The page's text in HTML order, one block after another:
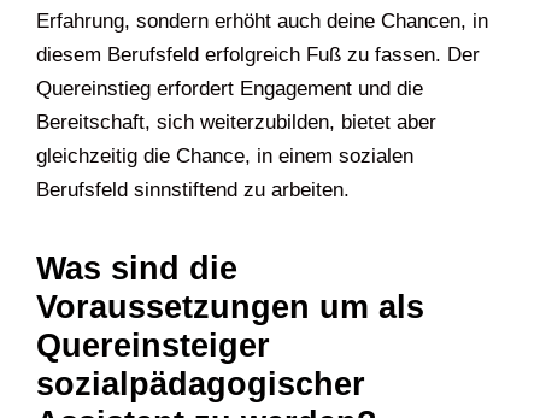
Erfahrung, sondern erhöht auch deine Chancen, in
diesem Berufsfeld erfolgreich Fuß zu fassen. Der
Quereinstieg erfordert Engagement und die
Bereitschaft, sich weiterzubilden, bietet aber
gleichzeitig die Chance, in einem sozialen
Berufsfeld sinnstiftend zu arbeiten.
Was sind die
Voraussetzungen um als
Quereinsteiger
sozialpädagogischer